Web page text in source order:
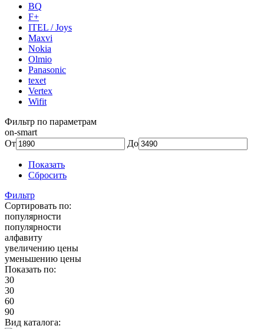
BQ
F+
ITEL / Joys
Maxvi
Nokia
Olmio
Panasonic
texet
Vertex
Wifit
Фильтр по параметрам
on-smart
От
До
Показать
Сбросить
Фильтр
Сортировать по:
популярности
популярности
алфавиту
увеличению цены
уменьшению цены
Показать по:
30
30
60
90
Вид каталога: